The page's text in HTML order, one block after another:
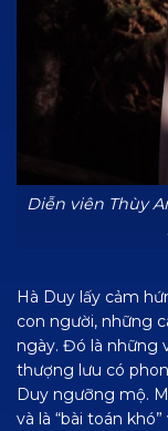
Diễn viên Thùy
Hà Duy lấy cảm
con người, những
ngày. Đó là những
thượng lưu có
Duy ngưỡng mộ.
và là “bài toán